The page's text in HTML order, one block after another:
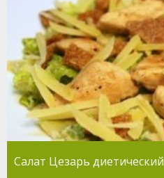
Салат Цезарь диетический